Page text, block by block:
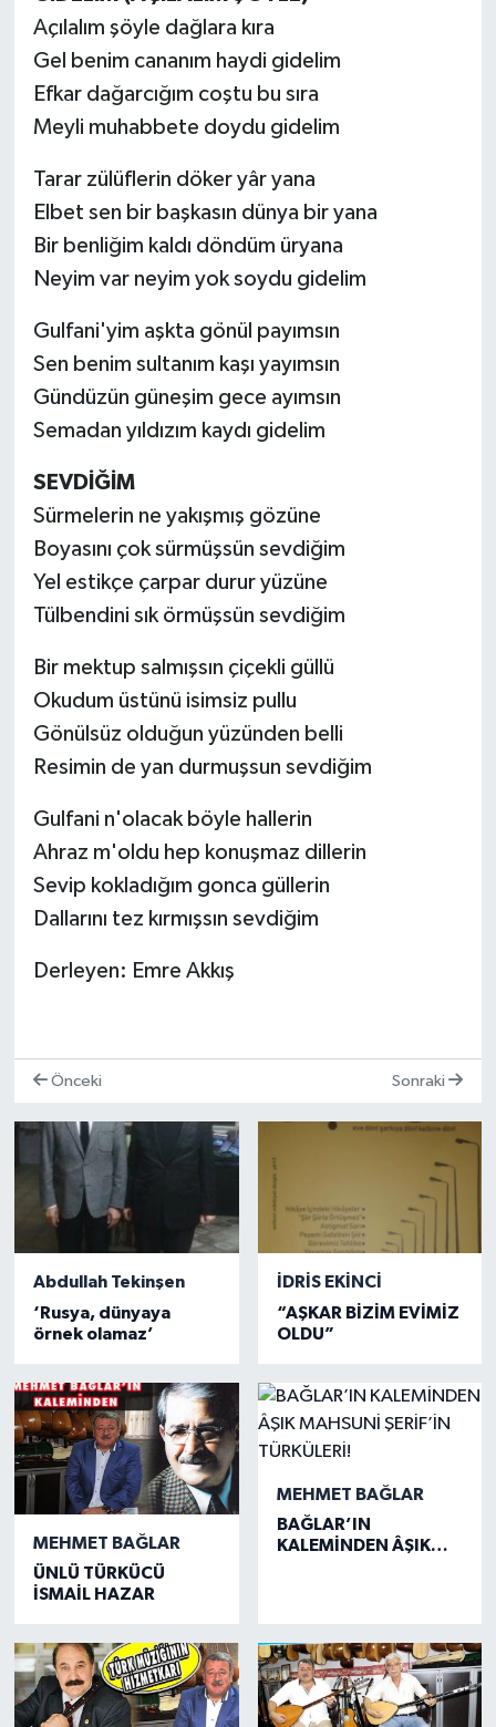
Açılalım şöyle dağlara kıra
Gel benim cananım haydi gidelim
Efkar dağarcığım coştu bu sıra
Meyli muhabbete doydu gidelim
Tarar zülüflerin döker yâr yana
Elbet sen bir başkasın dünya bir yana
Bir benliğim kaldı döndüm üryana
Neyim var neyim yok soydu gidelim
Gulfani'yim aşkta gönül payımsın
Sen benim sultanım kaşı yayımsın
Gündüzün güneşim gece ayımsın
Semadan yıldızım kaydı gidelim
SEVDİĞİM
Sürmelerin ne yakışmış gözüne
Boyasını çok sürmüşsün sevdiğim
Yel estikçe çarpar durur yüzüne
Tülbendini sık örmüşsün sevdiğim
Bir mektup salmışsın çiçekli güllü
Okudum üstünü isimsiz pullu
Gönülsüz olduğun yüzünden belli
Resimin de yan durmuşsun sevdiğim
Gulfani n'olacak böyle hallerin
Ahraz m'oldu hep konuşmaz dillerin
Sevip kokladığım gonca güllerin
Dallarını tez kırmışsın sevdiğim
Derleyen: Emre Akkış
Önceki Sonraki
Abdullah Tekinşen
‘Rusya, dünyaya
örnek olamaz’
İDRİS EKİNCİ
“AŞKAR BİZİM EVİMİZ
OLDU”
MEHMET BAĞLAR
ÜNLÜ TÜRKÜCÜ
İSMAİL HAZAR
MEHMET BAĞLAR
BAĞLAR’IN
KALEMİNDEN ÂŞIK